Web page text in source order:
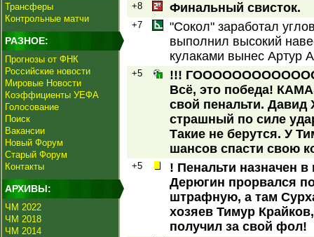
Трансферы
Контрольные матчи
РАЗНОЕ:
Прогнозы от ФНК
Российские новости
Мировые Новости
Коэффициенты УЕФА
Голосование
Поиск
Вакансии
Новый Форум
Старый Форум
Контакты
АРХИВЫ:
ЧМ 2022
ЧМ 2018
ЧМ 2014
+8 Финальный свисток.
+7
"Сокол" заработал
выполнил высокий
кулаками вынес Артур
+5
!!!
Всё, это победа!
свой пенальти. Давид
страшный по силе
Такие не берутся. У
шансов спасти свою
+5
! Пенальти назначен
Дерюгин прорвался
штрафную, а там
хозяев Тимур
получил за свой фол!